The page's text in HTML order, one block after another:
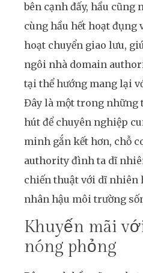
bên cạnh đấy, hầu cũng
cùng hầu hết hoạt
hoạt chuyển giao lưu,
ngôi nhà domain
tại thể hướng mang lại
Đây là một trong những
hút để chuyên nghiệp
minh gắn kết hơn, chỗ
authority đình ta dĩ
chiến thuật với dĩ nhiên
nhân hậu môi trường
Khuyến mãi
nóng phỏng